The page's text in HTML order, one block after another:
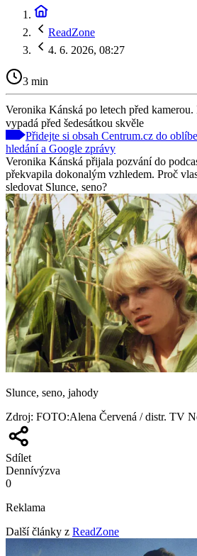
ReadZone
4. 6. 2026, 08:27
3 min
Veronika Kánská po letech před kamerou.
vypadá před šedesátkou skvěle
Přidejte si obsah Centrum.cz do
hledání a Google zprávy
Veronika Kánská přijala pozvání do
překvapila dokonalým vzhledem. Proč
sledovat Slunce, seno?
Slunce, seno, jahody
Zdroj: FOTO:Alena Červená / distr. TV
Sdílet
Dennívýzva
0
Reklama
Další články z ReadZone